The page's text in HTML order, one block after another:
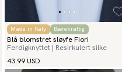
Made in Italy Bærekraftig
Blå blomstret sløyfe Fiori
Ferdigknyttet | Resirkulert silke
43.99 USD